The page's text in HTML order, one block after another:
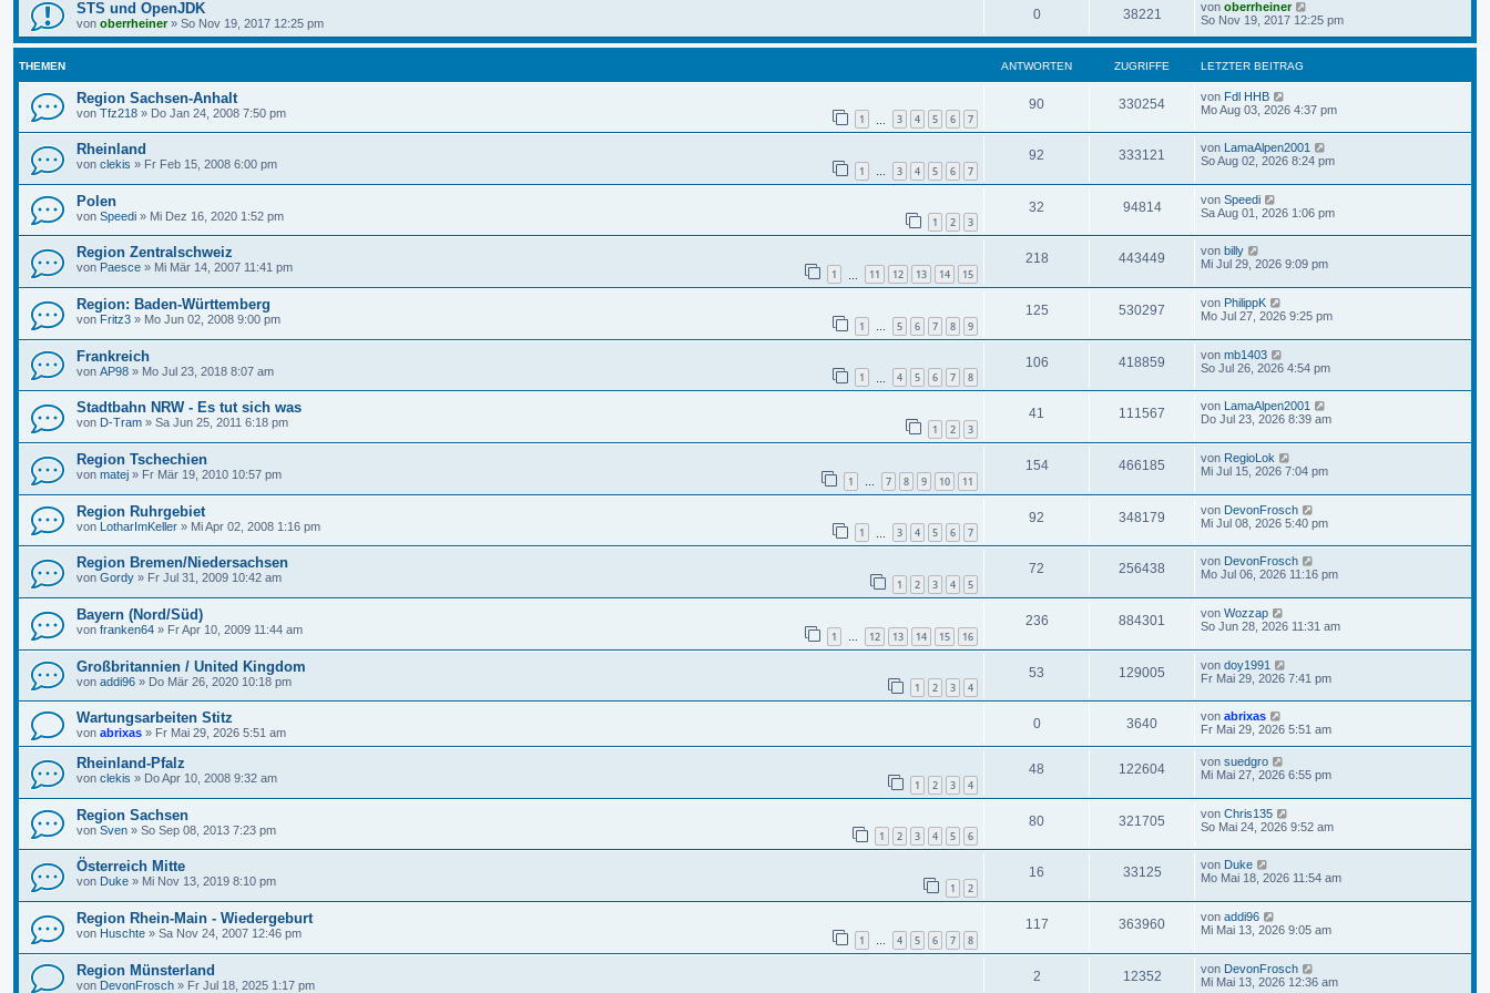
STS und OpenJDK
von oberrheiner» So Nov 19, 2017 12:25 pm
0 38221 von oberrheiner
So Nov 19, 2017 12:25 pm
THEMEN ANTWORTEN ZUGRIFFE LETZTER BEITRAG
Region Sachsen-Anhalt
von Tfz218 » Do Jan 24, 2008 7:50 pm 1 3 4 5 6 7
90 330254 von Fdl HHB
Mo Aug 03, 2026 4:37 pm
Rheinland
von clekis » Fr Feb 15, 2008 6:00 pm 1 … 3 4 5 6 7
92 333121 von LamaAlpen2001
So Aug 02, 2026 8:24 pm
Polen
von Speedi » Mi Dez 16, 2020 1:52 pm 1 2 3
32 94814 von Speedi
Sa Aug 01, 2026 1:06 pm
Region Zentralschweiz
von Paesce » Mi Mär 14, 2007 11:41 pm 1 11 12 13 14 15
218 443449 von billy
Mi Jul 29, 2026 9:09 pm
Region: Baden-Württemberg
von Fritz3 » Mo Jun 02, 2008 9:00 pm 1 … 5 6 7 8 9
125 530297 von PhilippK
Mo Jul 27, 2026 9:25 pm
Frankreich
von AP98 » Mo Jul 23, 2018 8:07 am 1 4 5 6 7 8
106 418859 von mb1403
So Jul 26, 2026 4:54 pm
Stadtbahn NRW - Es tut sich was
von D-Tram » Sa Jun 25, 2011 6:18 pm 1 2 3
41 111567 von
LamaAlpen2001
Do Jul 23, 2026 8:39 am
Region Tschechien
von matej » Fr Mär 19, 2010 10:57 pm 1 … 7 8 9 10 11
154 466185 von RegioLok
Mi Jul 15, 2026 7:04 pm
Region Ruhrgebiet
von LotharImKeller » Mi Apr 02, 2008 1:16 pm 1 3 4 5 6 7
92 348179 von DevonFrosch
Mi Jul 08, 2026 5:40 pm
Region Bremen/Niedersachsen
von Gordy » Fr Jul 31, 2009 10:42 am 1 2 3 4 5
72 256438 von DevonFrosch
Mo Jul 06, 2026 11:16 pm
Bayern (Nord/Süd)
von franken64 » Fr Apr 10, 2009 11:44 am 1 … 12 13 14 15 16
236 884301 von Wozzap
So Jun 28, 2026 11:31 am
Großbritannien / United Kingdom
von addi96 » Do Mär 26, 2020 10:18 pm 1 2 3 4
53 129005 von doy1991
Fr Mai 29, 2026 7:41 pm
Wartungsarbeiten Stitz
von abrixas » Fr Mai 29, 2026 5:51 am
0 3640 von abrixas
Fr Mai 29, 2026 5:51 am
Rheinland-Pfalz
von clekis » Do Apr 10, 2008 9:32 am 1 2 3 4
48 122604 von suedgro
Mi Mai 27, 2026 6:55 pm
Region Sachsen
von Sven » So Sep 08, 2013 7:23 pm 1 2 3 4 5 6
80 321705 von Chris135
So Mai 24, 2026 9:52 am
Österreich Mitte
von Duke » Mi Nov 13, 2019 8:10 pm 1 2
16 33125 von Duke
Mo Mai 18, 2026 11:54 am
Region Rhein-Main - Wiedergeburt
von Huschte » Sa Nov 24, 2007 12:46 pm 1 … 4 5 6 7 8
117 363960 von addi96
Mi Mai 13, 2026 9:05 am
Region Münsterland
von DevonFrosch » Fr Jul 18, 2025 1:17 pm
2 12352 von DevonFrosch
Mi Mai 13, 2026 12:36 am